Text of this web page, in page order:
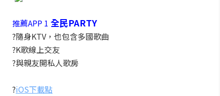
推薦APP 1 全民PARTY
?隨身KTV，也包含多國歌曲
?K歌線上交友
?與親友開私人歌房
?iOS下載點